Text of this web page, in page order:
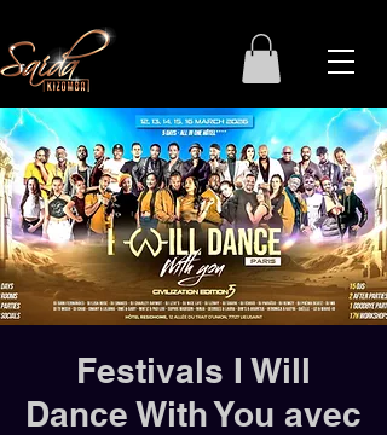
Festivals I Will
Dance With You avec